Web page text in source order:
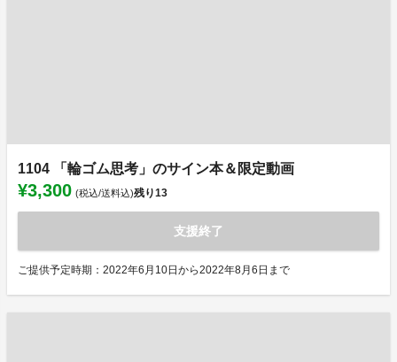
1104 「輪ゴム思考」のサイン本＆限定動画
¥3,300 (税込/送料込)残り13
支援終了
ご提供予定時期：2022年6月10日から2022年8月6日まで